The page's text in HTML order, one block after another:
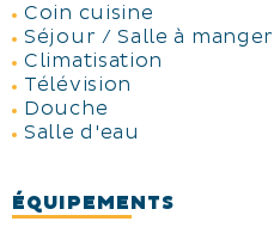
Coin cuisine
Séjour / Salle à manger
Climatisation
Télévision
Douche
Salle d'eau
ÉQUIPEMENTS